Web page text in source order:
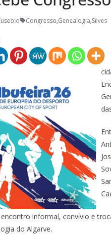
Congresso,Genealogia,Silves
informal, convívio e
do Algarve.